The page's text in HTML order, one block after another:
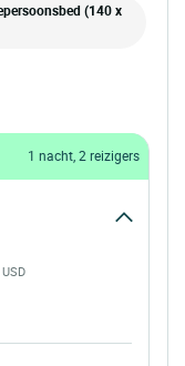
(140 x
1 nacht, 2 reizigers